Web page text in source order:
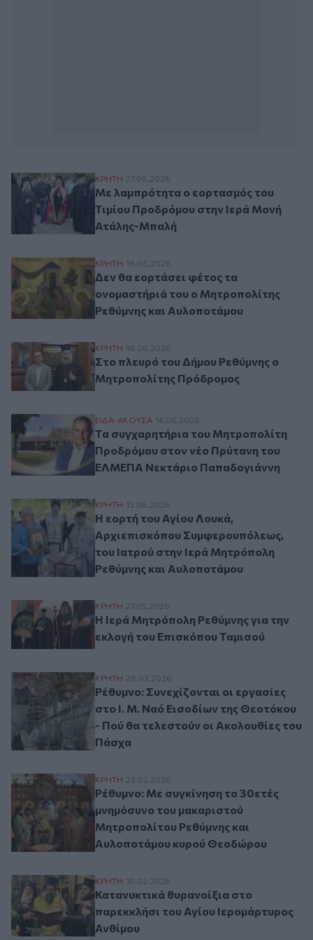
Με λαμπρότητα ο εορτασμός του
ΚΡΗΤΗ 27.06.2026
Με λαμπρότητα ο εορτασμός του
Τιμίου Προδρόμου στην Ιερά Μονή
Ατάλης-Μπαλή
Δεν θα εορτάσει φέτος τα ονομαστήριά
ΚΡΗΤΗ 19.06.2026
Δεν θα εορτάσει φέτος τα
ονομαστήριά του ο Μητροπολίτης
Ρεθύμνης και Αυλοποτάμου
Στο πλευρό του Δήμου Ρεθύμνης ο
ΚΡΗΤΗ 18.06.2026
Στο πλευρό του Δήμου Ρεθύμνης ο
Μητροπολίτης Πρόδρομος
Τα συγχαρητήρια του Μητροπολίτη
ΕΙΔΑ-ΑΚΟΥΣΑ 14.06.2026
Τα συγχαρητήρια του Μητροπολίτη
Προδρόμου στον νέο Πρύτανη του
ΕΛΜΕΠΑ Νεκτάριο Παπαδογιάννη
Η εορτή του Αγίου Λουκά,
ΚΡΗΤΗ 13.06.2026
Η εορτή του Αγίου Λουκά,
Αρχιεπισκόπου Συμφερουπόλεως,
του Ιατρού στην Ιερά Μητρόπολη
Ρεθύμνης και Αυλοποτάμου
Η Ιερά Μητρόπολη Ρεθύμνης για την
ΚΡΗΤΗ 27.05.2026
Η Ιερά Μητρόπολη Ρεθύμνης για την
εκλογή του Επισκόπου Ταμισού
Ρέθυμνο: Συνεχίζονται οι εργασίες στο
ΚΡΗΤΗ 26.03.2026
Ρέθυμνο: Συνεχίζονται οι εργασίες
στο Ι. Μ. Ναό Εισοδίων της Θεοτόκου
- Πού θα τελεστούν οι Ακολουθίες του
Πάσχα
Ρέθυμνο: Με συγκίνηση το 30ετές
ΚΡΗΤΗ 23.02.2026
Ρέθυμνο: Με συγκίνηση το 30ετές
μνημόσυνο του μακαριστού
Μητροπολίτου Ρεθύμνης και
Αυλοποτάμου κυρού Θεοδώρου
Κατανυκτικά θυρανοίξια στο
ΚΡΗΤΗ 10.02.2026
Κατανυκτικά θυρανοίξια στο
παρεκκλήσι του Αγίου Ιερομάρτυρος
Ανθίμου